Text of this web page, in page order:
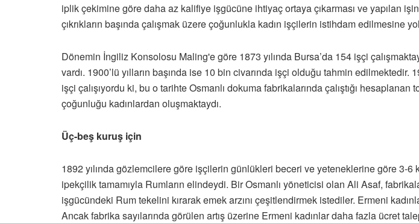
iplik çekimine göre daha az kalifiye işgücüne ihtiyaç ortaya çıkarması ve yapılan
çıkrıkların başında çalışmak üzere çoğunlukla kadın işçilerin istihdam edilmesine yol
Dönemin İngiliz Konsolosu Maling'e göre 1873 yılında Bursa’da 154 işçi
vardı. 1900’lü yılların başında ise 10 bin civarında işçi olduğu tahmin
işçi çalışıyordu ki, bu o tarihte Osmanlı dokuma fabrikalarında çalıştığı
çoğunluğu kadınlardan oluşmaktaydı.
Üç-beş kuruş için
1892 yılında gözlemcilere göre işçilerin günlükleri beceri ve yeteneklerine göre 3-
ipekçilik tamamıyla Rumların elindeydi. Bir Osmanlı yöneticisi olan Ali Asaf,
işgücündeki Rum tekelini kırarak emek arzını çeşitlendirmek istediler. Ermeni
Ancak fabrika sayılarında görülen artış üzerine Ermeni kadınlar daha fazla ücret